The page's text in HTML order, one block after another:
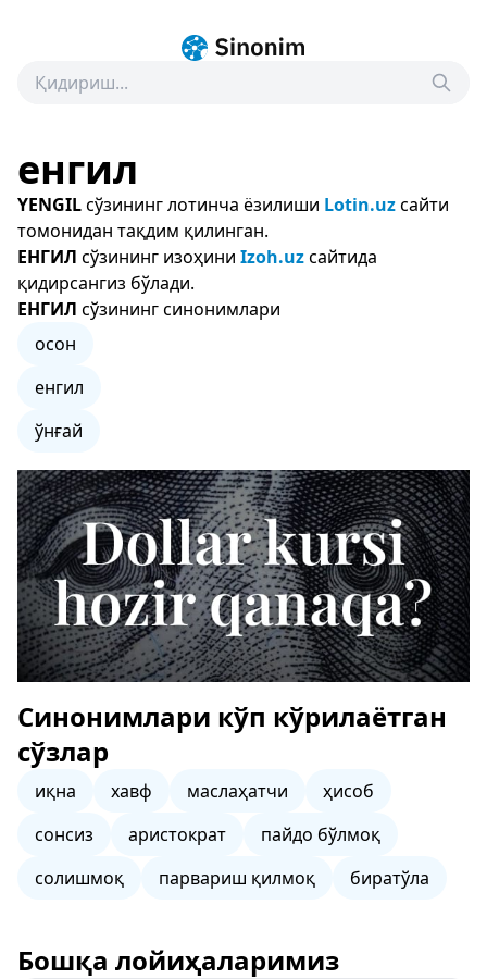
енгил
YENGILсўзининг лотинча ёзилиши Lotin.uzсайти
томонидан тақдим қилинган.
ЕНГИЛ сўзининг изоҳини Izoh.uzсайтида
қидирсангиз бўлади.
ЕНГИЛ сўзининг синонимлари
осон
енгил
ўнғай
Синонимлари кўп кўрилаётган
сўзлар
иқна хавф маслаҳатчи
ҳисоб
сонсиз
аристократ
пайдо бўлмоқ
солишмоқ
парвариш қилмоқ биратўла
Бошқа лойиҳаларимиз